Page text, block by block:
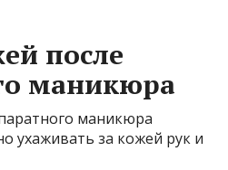
после
маникюра
маникюра
ухаживать за кожей рук и